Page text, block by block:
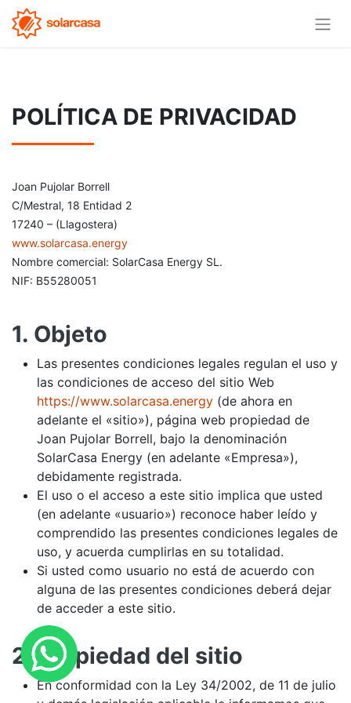
POLÍTICA DE PRIVACIDAD
Joan Pujolar Borrell
C/Mestral, 18 Entidad 2
17240 – (Llagostera)
www.solarcasa.energy
Nombre comercial: SolarCasa Energy SL.
NIF: B55280051
1. Objeto
Las presentes condiciones legales regulan el uso y
las condiciones de acceso del sitio Web
https://www.solarcasa.energy (de ahora en
adelante el «sitio»), página web propiedad de
Joan Pujolar Borrell, bajo la denominación
SolarCasa Energy (en adelante «Empresa»),
debidamente registrada.
El uso o el acceso a este sitio implica que usted
(en adelante «usuario») reconoce haber leído y
comprendido las presentes condiciones legales de
uso, y acuerda cumplirlas en su totalidad.
Si usted como usuario no está de acuerdo con
alguna de las presentes condiciones deberá dejar
de acceder a este sitio.
2. Propiedad del sitio
En conformidad con la Ley 34/2002, de 11 de julio